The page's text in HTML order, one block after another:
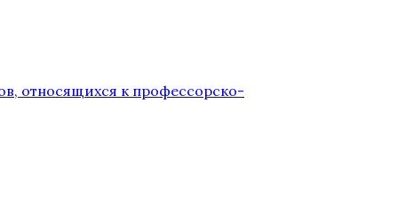
относящихся к профессорско-